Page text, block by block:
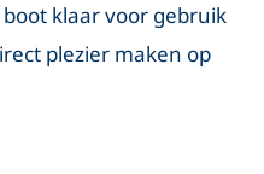
klaar voor gebruik
plezier maken op